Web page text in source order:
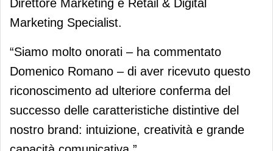
Direttore Marketing e Retail & Digital
Marketing Specialist.
“Siamo molto onorati – ha commentato
Domenico Romano – di aver ricevuto questo
riconoscimento ad ulteriore conferma del
successo delle caratteristiche distintive del
nostro brand: intuizione, creatività e grande